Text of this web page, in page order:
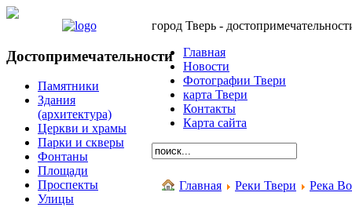
Достопримечательности
Памятники
Здания
(архитектура)
Церкви и храмы
Парки и скверы
Фонтаны
Площади
Проспекты
Улицы
город Тверь -
Главная
Новости
Фотографии Твери
карта Твери
Контакты
Карта сайта
Главная Реки Твери Река